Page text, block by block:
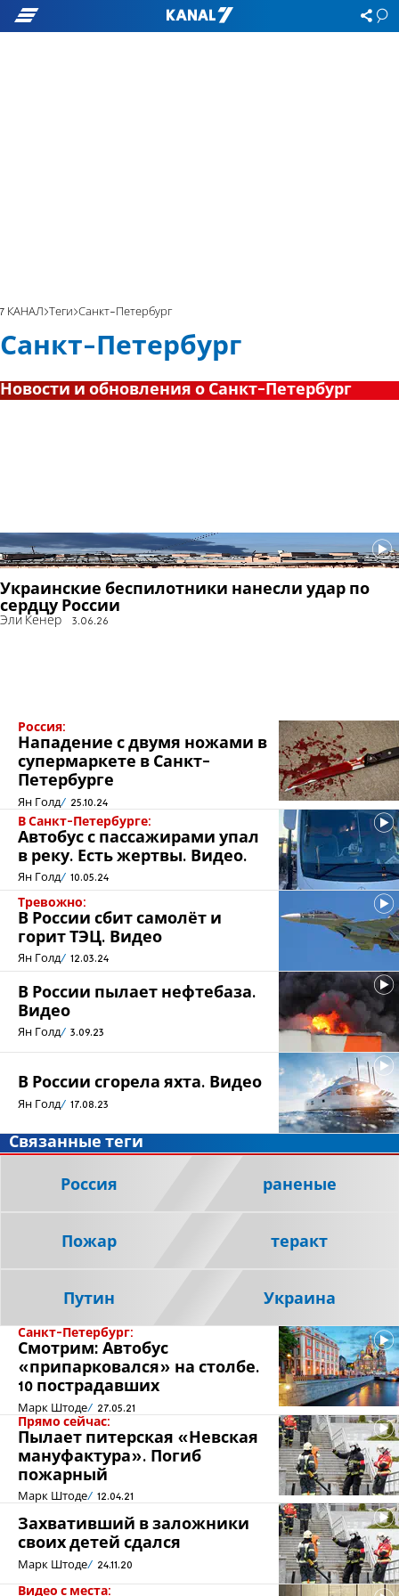
7 КАНАЛ Теги Санкт-Петербург
Санкт-Петербург
Новости и обновления о Санкт-Петербург
Украинские беспилотники нанесли удар по
сердцу России
Эли Кенер 3.06.26
Россия:
Нападение с двумя ножами в
супермаркете в Санкт-
Петербурге
Ян Голд 25.10.24
В Санкт-Петербурге:
Автобус с пассажирами упал
в реку. Есть жертвы. Видео.
Ян Голд 10.05.24
Тревожно:
В России сбит самолёт и
горит ТЭЦ. Видео
Ян Голд 12.03.24
В России пылает нефтебаза.
Видео
Ян Голд 3.09.23
В России сгорела яхта. Видео
Ян Голд 17.08.23
Санкт-Петербург:
Смотрим: Автобус
«припарковался» на столбе.
10 пострадавших
Марк Штоде 27.05.21
Прямо сейчас:
Пылает питерская «Невская
мануфактура». Погиб
пожарный
Марк Штоде 12.04.21
Захвативший в заложники
своих детей сдался
Марк Штоде 24.11.20
Видео с места:
Связанные теги
Россия раненые
Пожар теракт
Путин Украина